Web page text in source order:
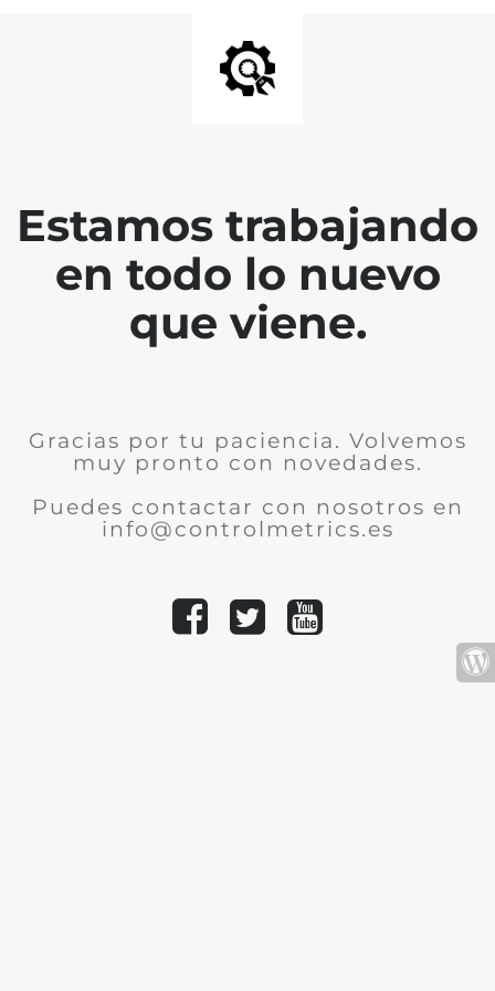
Estamos trabajando
en todo lo nuevo
que viene.
Gracias por tu paciencia. Volvemos
muy pronto con novedades.
Puedes contactar con nosotros en
info@controlmetrics.es